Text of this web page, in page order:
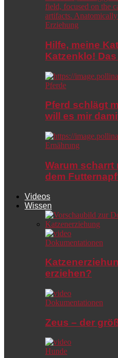
Erziehung
Hilfe, meine
Katzenklo!
Pferde
Pferd schlägt
will es mir
Ernährung
Warum scharrt
dem
Videos
Wissen
Dokumentationen
erziehen?
Dokumentationen
Zeus – der
Hunde